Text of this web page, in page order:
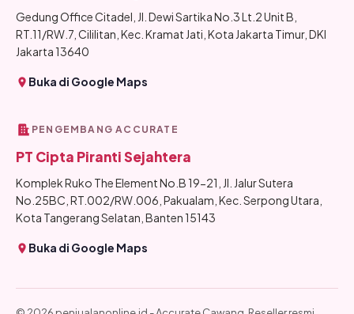
Gedung Office Citadel, Jl. Dewi Sartika No.3 Lt.2 Unit B,
RT.11/RW.7, Cililitan, Kec. Kramat Jati, Kota Jakarta Timur, DKI
Jakarta 13640
Buka di Google Maps
PENGEMBANG ACCURATE
PT Cipta Piranti Sejahtera
Komplek Ruko The Element No.B 19-21, Jl. Jalur Sutera
No.25BC, RT.002/RW.006, Pakualam, Kec. Serpong Utara,
Kota Tangerang Selatan, Banten 15143
Buka di Google Maps